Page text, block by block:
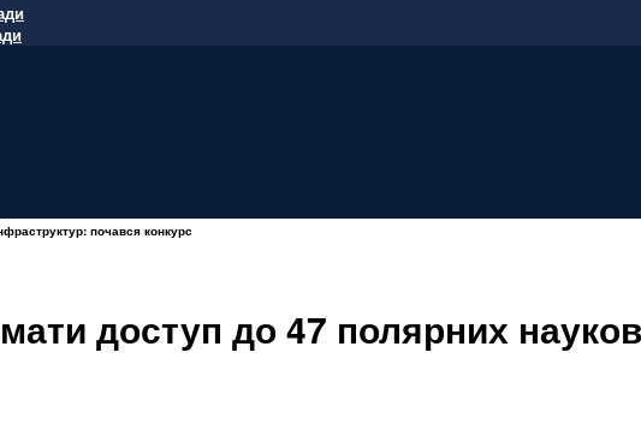
почався конкурс
доступ до 47 полярних